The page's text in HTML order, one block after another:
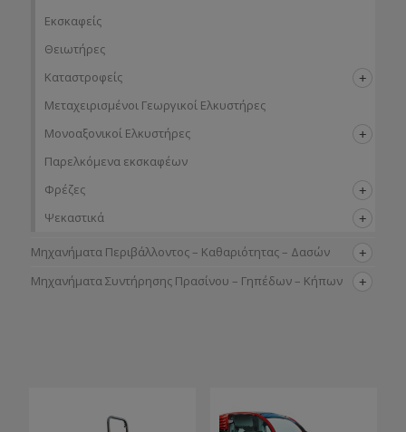
Εκσκαφείς
Θειωτήρες
Καταστροφείς
Μεταχειρισμένοι Γεωργικοί Ελκυστήρες
Μονοαξονικοί Ελκυστήρες
Παρελκόμενα εκσκαφέων
Φρέζες
Ψεκαστικά
Μηχανήματα Περιβάλλοντος – Καθαριότητας – Δασών
Μηχανήματα Συντήρησης Πρασίνου – Γηπέδων – Κήπων